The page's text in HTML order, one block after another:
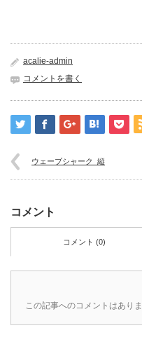
acalie-admin
コメントを書く
ウェーブシャーク_縦
コメント
コメント (0)
この記事へのコメントはありま